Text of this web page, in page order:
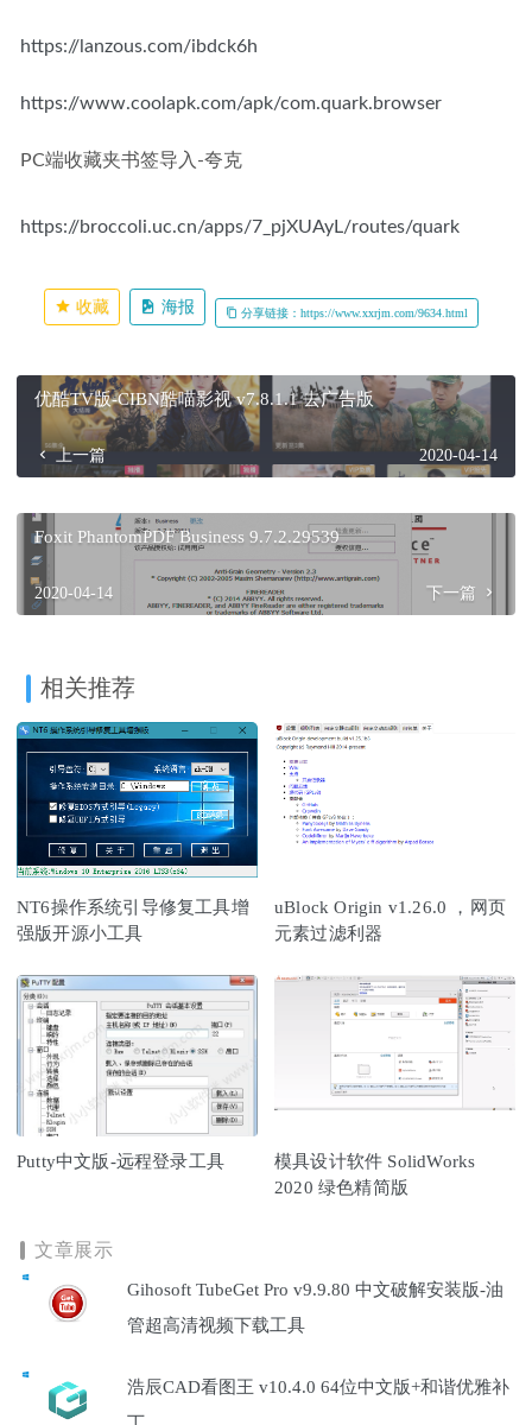
https://lanzous.com/ibdck6h
https://www.coolapk.com/apk/com.quark.browser
PC端收藏夹书签导入-夸克
https://broccoli.uc.cn/apps/7_pjXUAyL/routes/quark
收藏 海报 分享链接：https://www.xxrjm.com/9634.html
优酷TV版-CIBN酷喵影视 v7.8.1.1 去广告版
上一篇 2020-04-14
Foxit PhantomPDF Business 9.7.2.29539
2020-04-14 下一篇
相关推荐
NT6操作系统引导修复工具增
强版开源小工具
uBlock Origin v1.26.0 ，网页
元素过滤利器
Putty中文版-远程登录工具
模具设计软件 SolidWorks
2020 绿色精简版
文章展示
Gihosoft TubeGet Pro v9.9.80 中文破解安装版-油
管超高清视频下载工具
浩辰CAD看图王 v10.4.0 64位中文版+和谐优雅补